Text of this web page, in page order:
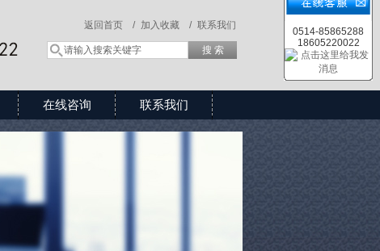
联系我们
加入收藏 /
返回首页 /
在线咨询 联系我们
0514-85865288
18605220022